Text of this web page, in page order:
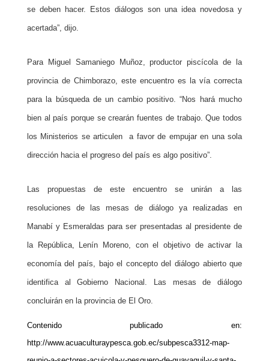
se deben hacer. Estos diálogos son una idea novedosa y
acertada”, dijo.
Para Miguel Samaniego Muñoz, productor piscícola de la
provincia de Chimborazo, este encuentro es la vía correcta
para la búsqueda de un cambio positivo. “Nos hará mucho
bien al país porque se crearán fuentes de trabajo. Que todos
los Ministerios se articulen a favor de empujar en una sola
dirección hacia el progreso del país es algo positivo”.
Las propuestas de este encuentro se unirán a las
resoluciones de las mesas de diálogo ya realizadas en
Manabí y Esmeraldas para ser presentadas al presidente de
la República, Lenín Moreno, con el objetivo de activar la
economía del país, bajo el concepto del diálogo abierto que
identifica al Gobierno Nacional. Las mesas de diálogo
concluirán en la provincia de El Oro.
Contenido publicado en:
http://www.acuaculturaypesca.gob.ec/subpesca3312-map-